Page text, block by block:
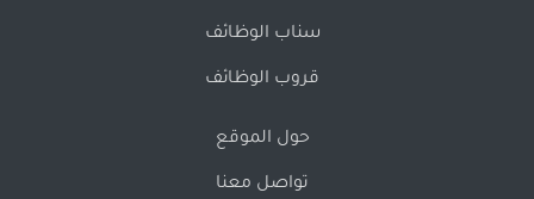
سناب الوظائف
قروب الوظائف
حول الموقع
تواصل معنا